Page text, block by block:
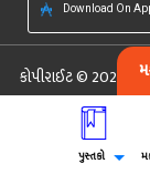
Download On
કોપીરાઈટ © 2026
Powered by :
પુસ્તકો